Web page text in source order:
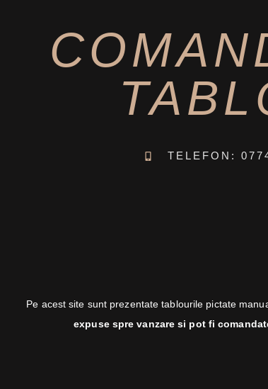
TELEFON:
Pe acest site sunt prezentate tablourile pictate
expuse spre vanzare si pot fi